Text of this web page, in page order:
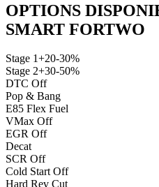
OPTIONS
SMART FORTWO
Stage 1+20-30%
Stage 2+30-50%
DTC Off
Pop & Bang
E85 Flex Fuel
VMax Off
EGR Off
Decat
SCR Off
Cold Start Off
Hard Rev Cut